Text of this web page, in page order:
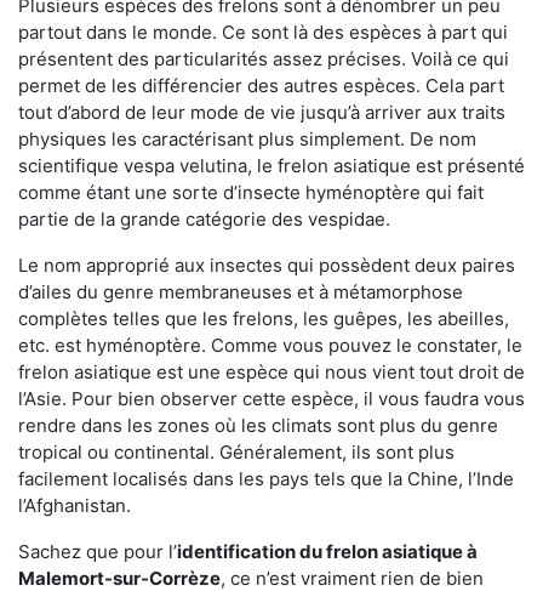
Plusieurs espèces des frelons sont à dénombrer un peu
partout dans le monde. Ce sont là des espèces à part qui
présentent des particularités assez précises. Voilà ce qui
permet de les différencier des autres espèces. Cela part
tout d’abord de leur mode de vie jusqu’à arriver aux traits
physiques les caractérisant plus simplement. De nom
scientifique vespa velutina, le frelon asiatique est présenté
comme étant une sorte d’insecte hyménoptère qui fait
partie de la grande catégorie des vespidae.
Le nom approprié aux insectes qui possèdent deux paires
d’ailes du genre membraneuses et à métamorphose
complètes telles que les frelons, les guêpes, les abeilles,
etc. est hyménoptère. Comme vous pouvez le constater, le
frelon asiatique est une espèce qui nous vient tout droit de
l’Asie. Pour bien observer cette espèce, il vous faudra vous
rendre dans les zones où les climats sont plus du genre
tropical ou continental. Généralement, ils sont plus
facilement localisés dans les pays tels que la Chine, l’Inde
l’Afghanistan.
Sachez que pour l’identification du frelon asiatiqueà
Malemort-sur-Corrèze, ce n’est vraiment rien de bien